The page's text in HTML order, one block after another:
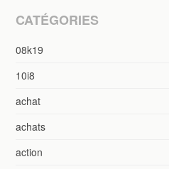
CATÉGORIES
08k19
10i8
achat
achats
action